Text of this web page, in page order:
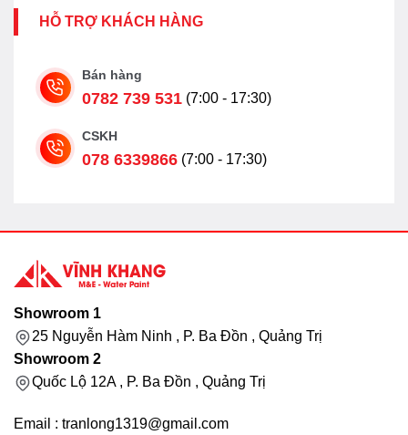
HỖ TRỢ KHÁCH HÀNG
Bán hàng
0782 739 531 (7:00 - 17:30)
CSKH
078 6339866 (7:00 - 17:30)
Showroom 1
25 Nguyễn Hàm Ninh , P. Ba Đồn , Quảng Trị
Showroom 2
Quốc Lộ 12A , P. Ba Đồn , Quảng Trị
Email : tranlong1319@gmail.com